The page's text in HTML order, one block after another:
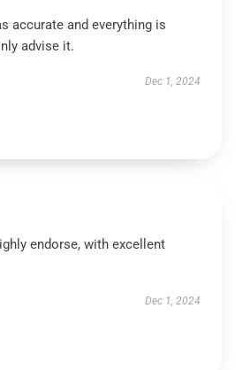
accurate and everything is
advise it.
Dec 1, 2024
endorse, with excellent
Dec 1, 2024